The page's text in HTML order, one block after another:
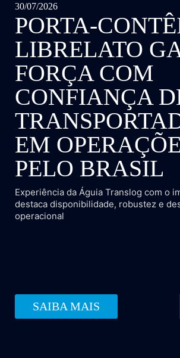
30/07/2026
PORTA-
LIBRELATO
FORÇA COM
CONFIANÇA
EM
PELO BRASIL
Experiência da Águia Translog com o
destaca disponibilidade, robustez e
operacional
SAIBA MAIS